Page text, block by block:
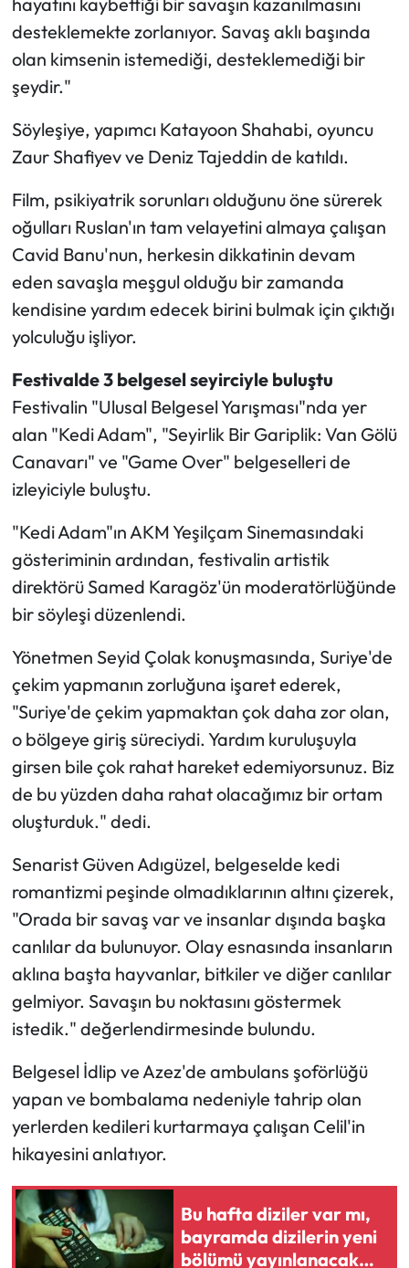
desteklemekte zorlanıyor. Savaş aklı başında
olan kimsenin istemediği, desteklemediği bir
şeydir."
Söyleşiye, yapımcı Katayoon Shahabi, oyuncu
Zaur Shafiyev ve Deniz Tajeddin de katıldı.
Film, psikiyatrik sorunları olduğunu öne sürerek
oğulları Ruslan'ın tam velayetini almaya çalışan
Cavid Banu'nun, herkesin dikkatinin devam
eden savaşla meşgul olduğu bir zamanda
kendisine yardım edecek birini bulmak için çıktığı
yolculuğu işliyor.
Festivalde 3 belgesel seyirciyle buluştu
Festivalin "Ulusal Belgesel Yarışması"nda yer
alan "Kedi Adam", "Seyirlik Bir Gariplik: Van Gölü
Canavarı" ve "Game Over" belgeselleri de
izleyiciyle buluştu.
"Kedi Adam"ın AKM Yeşilçam Sinemasındaki
gösteriminin ardından, festivalin artistik
direktörü Samed Karagöz'ün moderatörlüğünde
bir söyleşi düzenlendi.
Yönetmen Seyid Çolak konuşmasında, Suriye'de
çekim yapmanın zorluğuna işaret ederek,
"Suriye'de çekim yapmaktan çok daha zor olan,
o bölgeye giriş süreciydi. Yardım kuruluşuyla
girsen bile çok rahat hareket edemiyorsunuz. Biz
de bu yüzden daha rahat olacağımız bir ortam
oluşturduk." dedi.
Senarist Güven Adıgüzel, belgeselde kedi
romantizmi peşinde olmadıklarının altını çizerek,
"Orada bir savaş var ve insanlar dışında başka
canlılar da bulunuyor. Olay esnasında insanların
aklına başta hayvanlar, bitkiler ve diğer canlılar
gelmiyor. Savaşın bu noktasını göstermek
istedik." değerlendirmesinde bulundu.
Belgesel İdlip ve Azez'de ambulans şoförlüğü
yapan ve bombalama nedeniyle tahrip olan
yerlerden kedileri kurtarmaya çalışan Celil'in
hikayesini anlatıyor.
Bu hafta diziler var mı,
bayramda dizilerin yeni
bölümü yayınlanacak